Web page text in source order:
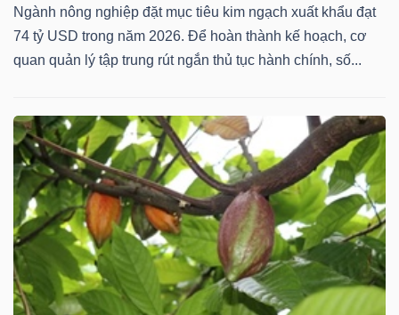
Ngành nông nghiệp đặt mục tiêu kim ngạch xuất khẩu đạt
74 tỷ USD trong năm 2026. Để hoàn thành kế hoạch, cơ
quan quản lý tập trung rút ngắn thủ tục hành chính, số...